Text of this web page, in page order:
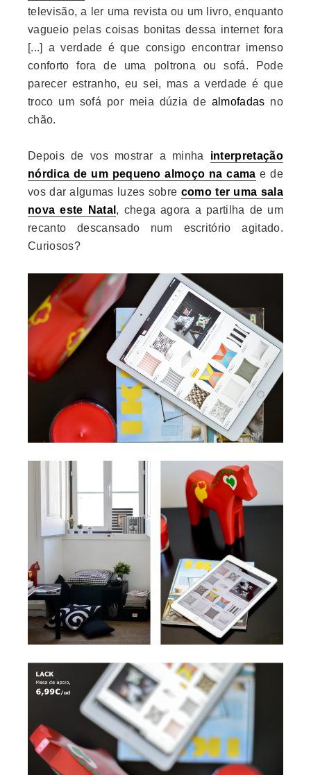
televisão, a ler uma revista ou um livro, enquanto
vagueio pelas coisas bonitas dessa internet fora
[...] a verdade é que consigo encontrar imenso
conforto fora de uma poltrona ou sofá. Pode
parecer estranho, eu sei, mas a verdade é que
troco um sofá por meia dúzia de almofadas no
chão.
Depois de vos mostrar a minha interpretação
nórdica de um pequeno almoço na cama e de
vos dar algumas luzes sobre como ter uma sala
nova este Natal , chega agora a partilha de um
recanto descansado num escritório agitado.
Curiosos?